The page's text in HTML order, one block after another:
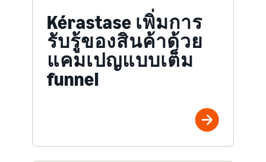
Kérastase เพิ่มการ
รับรู้ของสินค้าด้วย
แคมเปญแบบเต็ม
funnel